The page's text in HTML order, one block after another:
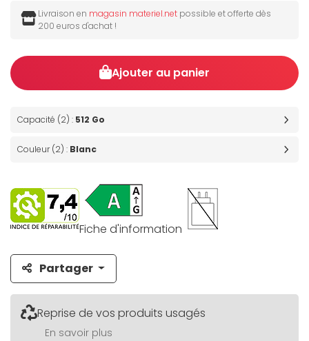
Livraison en magasin materiel.net possible et offerte dès
200 euros d'achat !
Ajouter au panier
Capacité (2) : 512 Go
Couleur (2) : Blanc
Fiche d'information
Partager
Reprise de vos produits usagés
En savoir plus